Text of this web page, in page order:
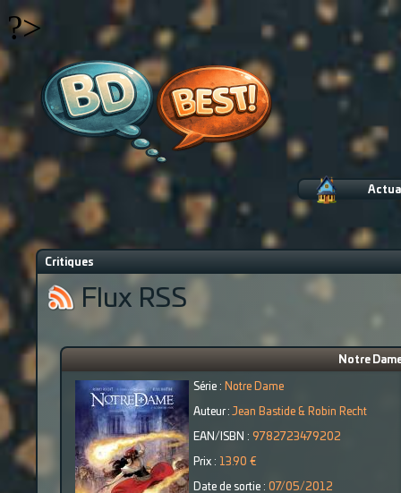
?>
Critiques
Flux RSS
Notre
Série : Notre Dame
Auteur : Jean Bastide & Robin Recht
EAN/ISBN : 9782723479202
Prix : 13.90 €
Date de sortie : 07/05/2012